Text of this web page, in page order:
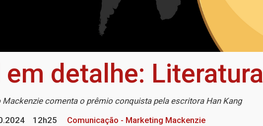
em detalhe: Literatura
comenta o prêmio conquista pela escritora Han Kang
12h25
Comunicação - Marketing Mackenzie